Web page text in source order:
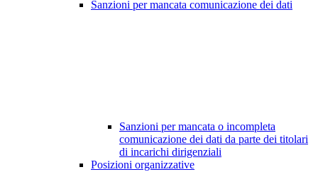
Sanzioni per mancata comunicazione dei dati
Sanzioni per mancata o incompleta
comunicazione dei dati da parte dei titolari
di incarichi dirigenziali
Posizioni organizzative